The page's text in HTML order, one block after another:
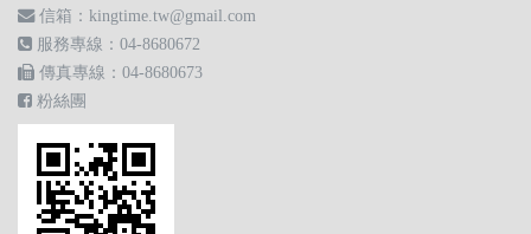
信箱：kingtime.tw@gmail.com
服務專線：04-8680672
傳真專線：04-8680673
粉絲團